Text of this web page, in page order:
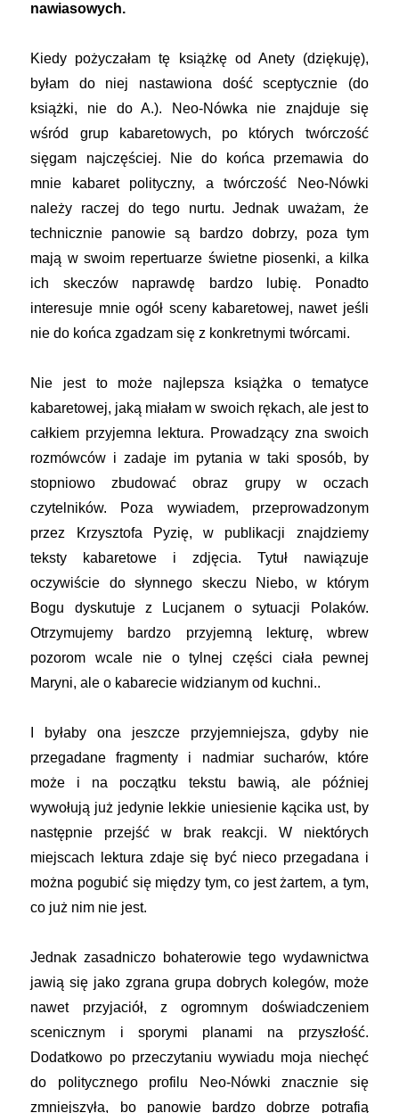
nawiasowych.
Kiedy pożyczałam tę książkę od Anety (dziękuję),
byłam do niej nastawiona dość sceptycznie (do
książki, nie do A.). Neo-Nówka nie znajduje się
wśród grup kabaretowych, po których twórczość
sięgam najczęściej. Nie do końca przemawia do
mnie kabaret polityczny, a twórczość Neo-Nówki
należy raczej do tego nurtu. Jednak uważam, że
technicznie panowie są bardzo dobrzy, poza tym
mają w swoim repertuarze świetne piosenki, a kilka
ich skeczów naprawdę bardzo lubię. Ponadto
interesuje mnie ogół sceny kabaretowej, nawet jeśli
nie do końca zgadzam się z konkretnymi twórcami.
Nie jest to może najlepsza książka o tematyce
kabaretowej, jaką miałam w swoich rękach, ale jest to
całkiem przyjemna lektura. Prowadzący zna swoich
rozmówców i zadaje im pytania w taki sposób, by
stopniowo zbudować obraz grupy w oczach
czytelników. Poza wywiadem, przeprowadzonym
przez Krzysztofa Pyzię, w publikacji znajdziemy
teksty kabaretowe i zdjęcia. Tytuł nawiązuje
oczywiście do słynnego skeczu Niebo, w którym
Bogu dyskutuje z Lucjanem o sytuacji Polaków.
Otrzymujemy bardzo przyjemną lekturę, wbrew
pozorom wcale nie o tylnej części ciała pewnej
Maryni, ale o kabarecie widzianym od kuchni..
I byłaby ona jeszcze przyjemniejsza, gdyby nie
przegadane fragmenty i nadmiar sucharów, które
może i na początku tekstu bawią, ale później
wywołują już jedynie lekkie uniesienie kącika ust, by
następnie przejść w brak reakcji. W niektórych
miejscach lektura zdaje się być nieco przegadana i
można pogubić się między tym, co jest żartem, a tym,
co już nim nie jest.
Jednak zasadniczo bohaterowie tego wydawnictwa
jawią się jako zgrana grupa dobrych kolegów, może
nawet przyjaciół, z ogromnym doświadczeniem
scenicznym i sporymi planami na przyszłość.
Dodatkowo po przeczytaniu wywiadu moja niechęć
do politycznego profilu Neo-Nówki znacznie się
zmniejszyła, bo panowie bardzo dobrze potrafią